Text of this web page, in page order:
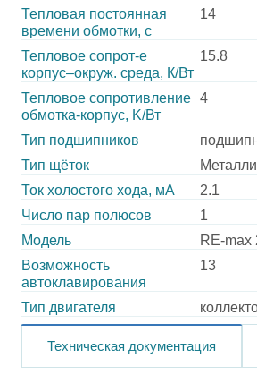
Тепловая постоянная
времени обмотки, с
14
Тепловое сопрот-е
корпус–окруж. среда, К/Вт
15.8
Тепловое сопротивление
обмотка-корпус, K/Вт
4
Тип подшипников
Тип щёток
Ток холостого хода, мА
2.1
Число пар полюсов
1
Модель
RE-max
Возможность
автоклавирования
13
Тип двигателя
Техническая документация